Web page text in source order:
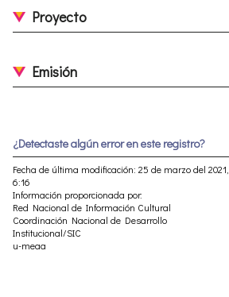
Proyecto
Emisión
¿Detectaste algún error en este registro?
Fecha de última modificación: 25 de marzo del 2021,
6:16
Información proporcionada por:
Red Nacional de Información Cultural
Coordinación Nacional de Desarrollo
Institucional/SIC
u-meaa